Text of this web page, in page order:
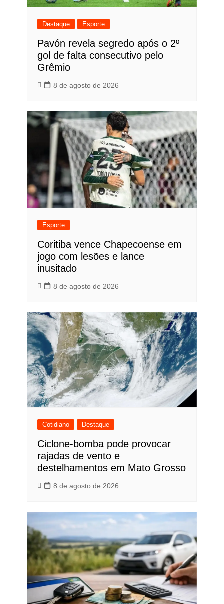
Destaque Esporte
Pavón revela segredo após o 2º
gol de falta consecutivo pelo
Grêmio
8 de agosto de 2026
Esporte
Coritiba vence Chapecoense em
jogo com lesões e lance
inusitado
8 de agosto de 2026
Cotidiano Destaque
Ciclone-bomba pode provocar
rajadas de vento e
destelhamentos em Mato Grosso
8 de agosto de 2026